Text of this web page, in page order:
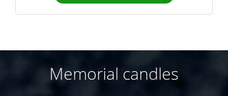
Memorial candles